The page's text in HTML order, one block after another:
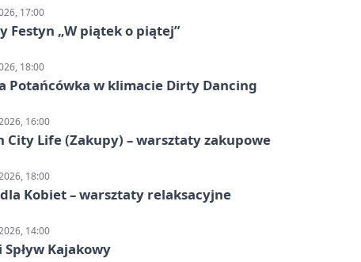
17:00
Festyn „W piątek o piątej”
18:00
Potańcówka w klimacie Dirty Dancing
16:00
City Life (Zakupy) – warsztaty zakupowe
18:00
dla Kobiet – warsztaty relaksacyjne
14:00
Kajakowy